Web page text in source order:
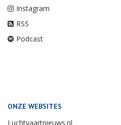
Instagram
RSS
Podcast
ONZE WEBSITES
Luchtvaartnieuws.nl